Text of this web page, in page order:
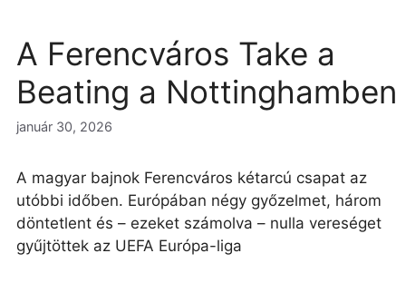
A Ferencváros Take a
Beating a Nottinghamben
január 30, 2026
A magyar bajnok Ferencváros kétarcú csapat az
utóbbi időben. Európában négy győzelmet, három
döntetlent és – ezeket számolva – nulla vereséget
gyűjtöttek az UEFA Európa-liga